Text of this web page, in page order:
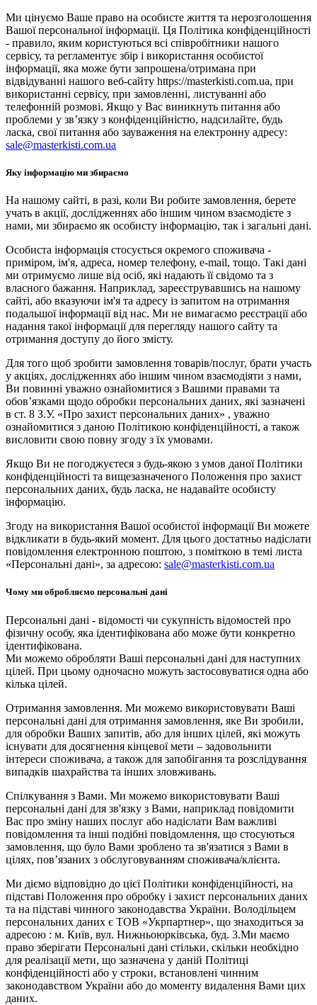
Ми цінуємо Ваше право на особисте життя та нерозголошення
Вашої персональної інформації. Ця Політика конфіденційності
- правило, яким користуються всі співробітники нашого
сервісу, та регламентує збір і використання особистої
інформації, яка може бути запрошена/отримана при
відвідуванні нашого веб-сайту https://masterkisti.com.ua, при
використанні сервісу, при замовленні, листуванні або
телефонній розмові. Якщо у Вас виникнуть питання або
проблеми у зв’язку з конфіденційністю, надсилайте, будь
ласка, свої питання або зауваження на електронну адресу:
sale@masterkisti.com.ua
Яку інформацію ми збираємо
На нашому сайті, в разі, коли Ви робите замовлення, берете
учать в акції, дослідженнях або іншим чином взаємодієте з
нами, ми збираємо як особисту інформацію, так і загальні дані.
Особиста інформація стосується окремого споживача -
приміром, ім'я, адреса, номер телефону, e-mail, тощо. Такі дані
ми отримуємо лише від осіб, які надають її свідомо та з
власного бажання. Наприклад, зареєструвавшись на нашому
сайті, або вказуючи ім'я та адресу із запитом на отримання
подальшої інформації від нас. Ми не вимагаємо реєстрації або
надання такої інформації для перегляду нашого сайту та
отримання доступу до його змісту.
Для того щоб зробити замовлення товарів/послуг, брати участь
у акціях, дослідженнях або іншим чином взаємодіяти з нами,
Ви повинні уважно ознайомитися з Вашими правами та
обов’язками щодо обробки персональних даних, які зазначені
в ст. 8 З.У. «Про захист персональних даних» , уважно
ознайомитися з даною Політикою конфіденційності, а також
висловити свою повну згоду з їх умовами.
Якщо Ви не погоджуєтеся з будь-якою з умов даної Політики
конфіденційності та вищезазначеного Положення про захист
персональних даних, будь ласка, не надавайте особисту
інформацію.
Згоду на використання Вашої особистої інформації Ви можете
відкликати в будь-який момент. Для цього достатньо надіслати
повідомлення електронною поштою, з поміткою в темі листа
«Персональні дані», за адресою: sale@masterkisti.com.ua
Чому ми обробляємо персональні дані
Персональні дані - відомості чи сукупність відомостей про
фізичну особу, яка ідентифікована або може бути конкретно
ідентифікована.
Ми можемо обробляти Ваші персональні дані для наступних
цілей. При цьому одночасно можуть застосовуватися одна або
кілька цілей.
Отримання замовлення. Ми можемо використовувати Ваші
персональні дані для отримання замовлення, яке Ви зробили,
для обробки Ваших запитів, або для інших цілей, які можуть
існувати для досягнення кінцевої мети – задовольнити
інтереси споживача, а також для запобігання та розслідування
випадків шахрайства та інших зловживань.
Спілкування з Вами. Ми можемо використовувати Ваші
персональні дані для зв'язку з Вами, наприклад повідомити
Вас про зміну наших послуг або надіслати Вам важливі
повідомлення та інші подібні повідомлення, що стосуються
замовлення, що було Вами зроблено та зв'язатися з Вами в
цілях, пов’язаних з обслуговуванням споживача/клієнта.
Ми діємо відповідно до цієї Політики конфіденційності, на
підставі Положення про обробку і захист персональних даних
та на підставі чинного законодавства України. Володільцем
персональних даних є ТОВ «Укрпартнер», що знаходиться за
адресою : м. Київ, вул. Нижньоюркiвська, буд. 3.Ми маємо
право зберігати Персональні дані стільки, скільки необхідно
для реалізації мети, що зазначена у даній Політиці
конфіденційності або у строки, встановлені чинним
законодавством України або до моменту видалення Вами цих
даних.